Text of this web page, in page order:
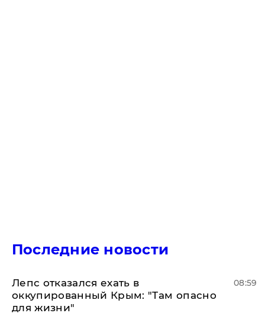
Последние новости
Лепс отказался ехать в
оккупированный Крым: "Там опасно
для жизни"
08:59